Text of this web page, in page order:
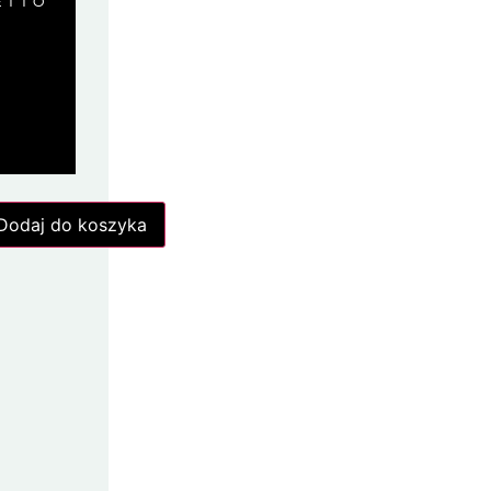
do koszyka